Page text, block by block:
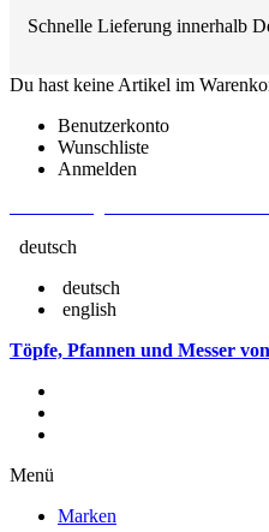
Schnelle Lieferung innerhalb
Du hast keine Artikel im
Benutzerkonto
Wunschliste
Anmelden
deutsch
deutsch
english
Töpfe, Pfannen und Messer
Menü
Marken